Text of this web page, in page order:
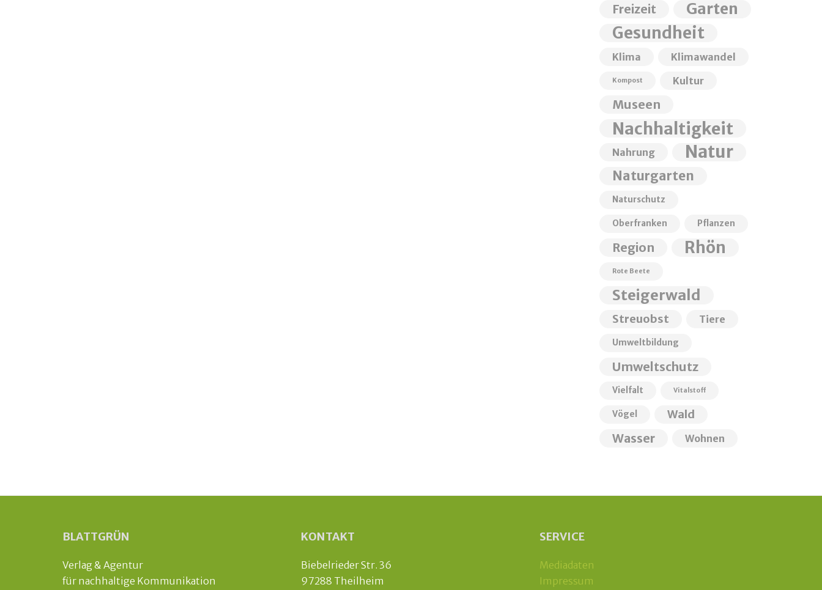
Freizeit Garten
Gesundheit
Klima Klimawandel
Kompost Kultur
Museen
Nachhaltigkeit
Nahrung Natur
Naturgarten
Naturschutz
Oberfranken Pflanzen
Region Rhön
Rote Beete
Steigerwald
Streuobst Tiere
Umweltbildung
Umweltschutz
Vielfalt Vitalstoff
Vögel Wald
Wasser Wohnen
BLATTGRÜN
Verlag & Agentur
für nachhaltige Kommunikation
KONTAKT
Biebelrieder Str. 36
97288 Theilheim
SERVICE
Mediadaten
Impressum